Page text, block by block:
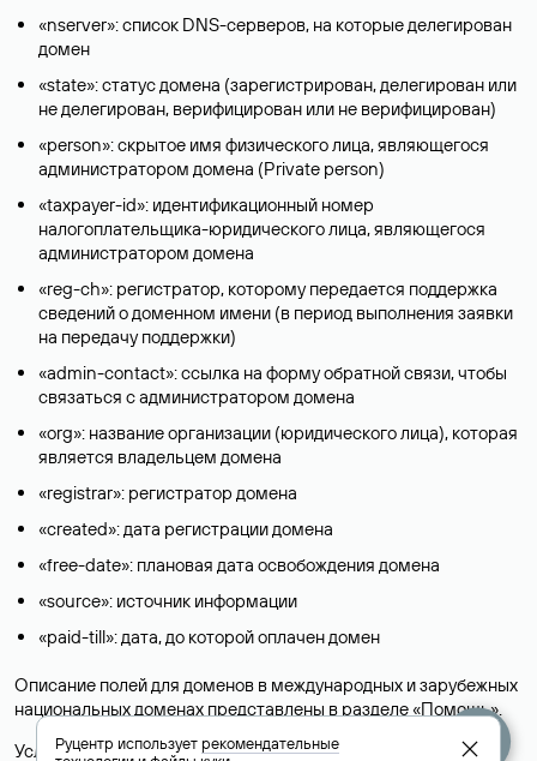
«nserver»: список DNS-серверов, на которые делегирован
домен
«state»: статус домена (зарегистрирован, делегирован или
не делегирован, верифицирован или не верифицирован)
«person»: скрытое имя физического лица, являющегося
администратором домена (Privatе person)
«taxpayer-id»: идентификационный номер
налогоплательщика-юридического лица, являющегося
администратором домена
«reg-ch»: регистратор, которому передается поддержка
сведений о доменном имени (в период выполнения заявки
на передачу поддержки)
«admin-contact»: ссылка на форму обратной связи, чтобы
связаться с администратором домена
«org»: название организации (юридического лица), которая
является владельцем домена
«registrar»: регистратор домена
«created»: дата регистрации домена
«free-date»: плановая дата освобождения домена
«source»: источник информации
«paid-till»: дата, до которой оплачен домен
Описание полей для доменов в международных и зарубежных
национальных доменах представлены в разделе «Помощь».
Условия использования Whois-сервиса
Руцентр используетрекомендательные